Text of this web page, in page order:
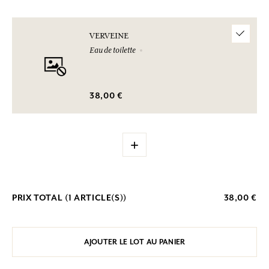
VERVEINE
Eau de toilette
38,00 €
+
PRIX TOTAL (1 ARTICLE(S)) 38,00 €
AJOUTER LE LOT AU PANIER